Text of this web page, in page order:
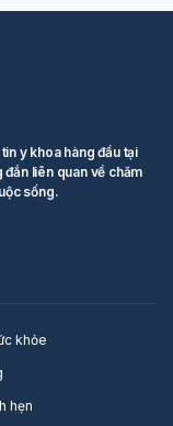
y khoa hàng đầu tại
liên quan về chăm
sống.
khỏe
hẹn